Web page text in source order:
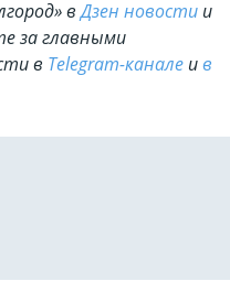
вДзен новости и
за главными
в Telegram-канале ив